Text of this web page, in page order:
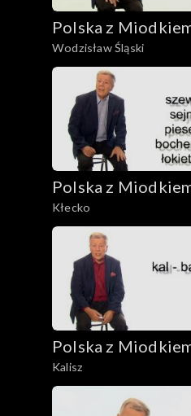
Polska z
Wodzisław Śląski
Polska z
Kłecko
Polska z
Kalisz